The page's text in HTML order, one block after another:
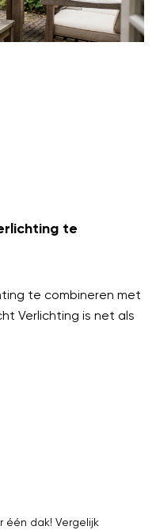
te
te combineren met
Verlichting is net als
één dak! Vergelijk